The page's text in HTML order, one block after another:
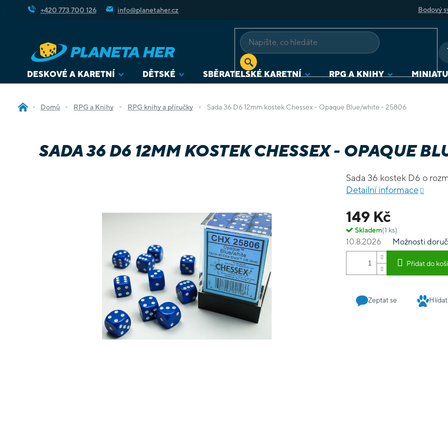
+420 773 700 126 info@planetaher.cz Bodový
DESKOVÉ A KARETNÍ DĚTSKÉ SBĚRATELSKÉ KARETNÍ RPG A KNIHY
Domů RPG a Knihy RPG knihy a příručky Sada 36 D6 12mm kostek Chessex - Opaque Blue/white - 25806
SADA 36 D6 12MM KOSTEK CHESSEX - OPAQUE
149 Kč
Skladem(1 ks)
10.8.2026 Možnosti
Přidat do
Sada 36 kostek D6 o
Detailní informace
Zeptat se Hlídat